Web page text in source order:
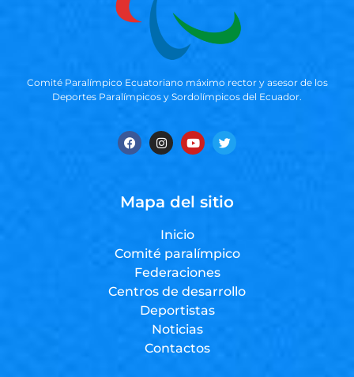
Comité Paralímpico Ecuatoriano máximo rector y asesor de los
Deportes Paralímpicos y Sordolímpicos del Ecuador.
Mapa del sitio
Inicio
Comité paralímpico
Federaciones
Centros de desarrollo
Deportistas
Noticias
Contactos